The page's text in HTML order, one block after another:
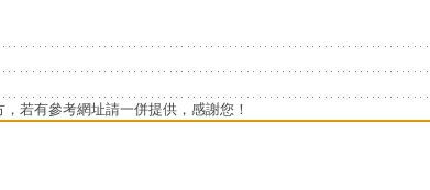
若有參考網址請一併提供，感謝您！